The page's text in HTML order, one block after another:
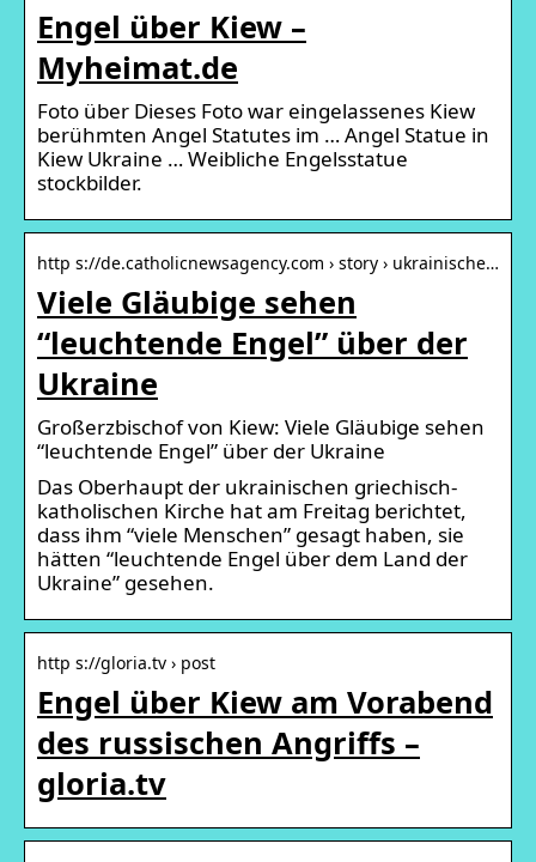
Engel über Kiew –
Myheimat.de
Foto über Dieses Foto war eingelassenes Kiew
berühmten Angel Statutes im … Angel Statue in
Kiew Ukraine … Weibliche Engelsstatue
stockbilder.
http s://de.catholicnewsagency.com › story › ukrainische…
Viele Gläubige sehen
“leuchtende Engel” über der
Ukraine
Großerzbischof von Kiew: Viele Gläubige sehen
“leuchtende Engel” über der Ukraine
Das Oberhaupt der ukrainischen griechisch-
katholischen Kirche hat am Freitag berichtet,
dass ihm “viele Menschen” gesagt haben, sie
hätten “leuchtende Engel über dem Land der
Ukraine” gesehen.
http s://gloria.tv › post
Engel über Kiew am Vorabend
des russischen Angriffs –
gloria.tv